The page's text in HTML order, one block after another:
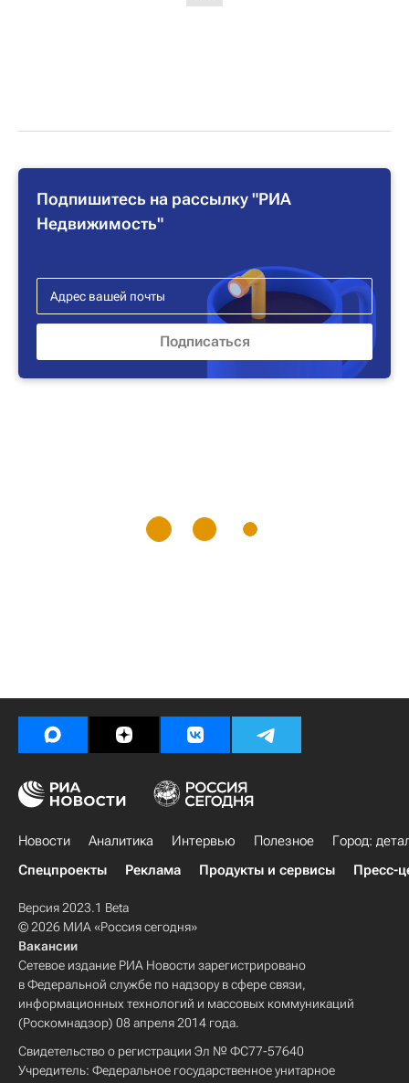
Подпишитесь на рассылку "РИА
Недвижимость"
Новости Аналитика Интервью Полезное
Город:
Спецпроекты
Реклама Продукты и сервисы Пресс-
Версия 2023.1 Beta
© 2026 МИА «Россия сегодня»
Вакансии
Сетевое издание РИА Новости зарегистрировано
в Федеральной службе по надзору в сфере связи,
информационных технологий и массовых коммуникаций
(Роскомнадзор) 08 апреля 2014 года.
Свидетельство о регистрации Эл № ФС77-57640
Учредитель: Федеральное государственное унитарное